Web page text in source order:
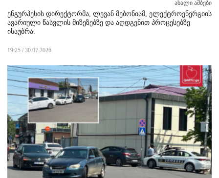
ახალი ამბები
ენგურჰესის დირექტორმა, ლევან მებონიამ, ელექტროენერგიის
ავარიული წასვლის მიზეზებზე და აღდგენით პროცესებზე
ისაუბრა.
19:25 / 30.07.2026